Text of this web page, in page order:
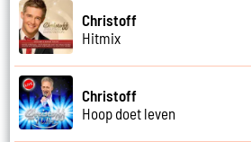
Christoff
Hitmix
Christoff
Hoop doet leven